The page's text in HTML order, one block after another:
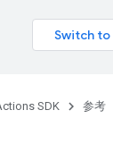
SDK 参考